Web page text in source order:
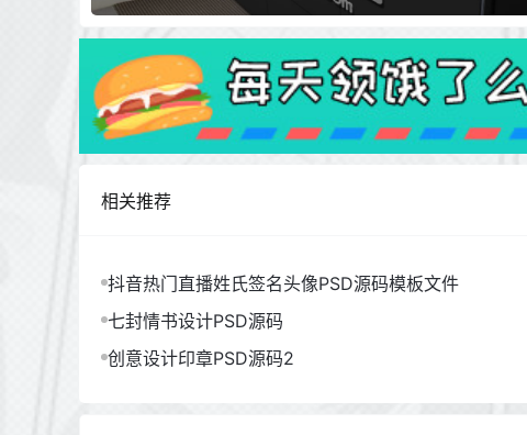
相关推荐
抖音热门直播姓氏签名头像PSD源码模板文件
七封情书设计PSD源码
创意设计印章PSD源码2